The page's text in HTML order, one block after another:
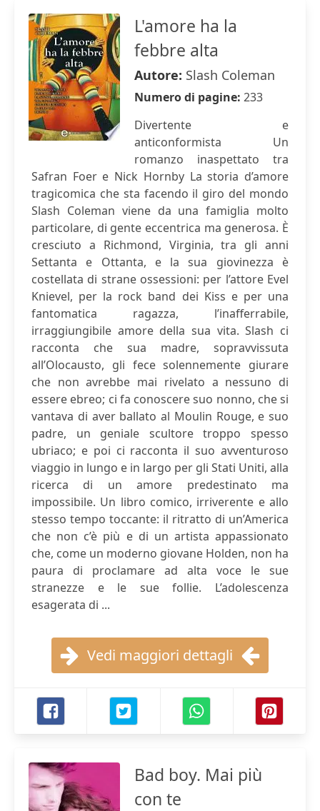
L'amore ha la
febbre alta
Autore: Slash Coleman
Numero di pagine: 233
Divertente e
anticonformista Un
romanzo inaspettato tra
Safran Foer e Nick Hornby La storia d’amore
tragicomica che sta facendo il giro del mondo
Slash Coleman viene da una famiglia molto
particolare, di gente eccentrica ma generosa. È
cresciuto a Richmond, Virginia, tra gli anni
Settanta e Ottanta, e la sua giovinezza è
costellata di strane ossessioni: per l’attore Evel
Knievel, per la rock band dei Kiss e per una
fantomatica ragazza, l’inafferrabile,
irraggiungibile amore della sua vita. Slash ci
racconta che sua madre, sopravvissuta
all’Olocausto, gli fece solennemente giurare
che non avrebbe mai rivelato a nessuno di
essere ebreo; ci fa conoscere suo nonno, che si
vantava di aver ballato al Moulin Rouge, e suo
padre, un geniale scultore troppo spesso
ubriaco; e poi ci racconta il suo avventuroso
viaggio in lungo e in largo per gli Stati Uniti, alla
ricerca di un amore predestinato ma
impossibile. Un libro comico, irriverente e allo
stesso tempo toccante: il ritratto di un’America
che non c’è più e di un artista appassionato
che, come un moderno giovane Holden, non ha
paura di proclamare ad alta voce le sue
stranezze e le sue follie. L’adolescenza
esagerata di ...
Vedi maggiori dettagli
Bad boy. Mai più
con te